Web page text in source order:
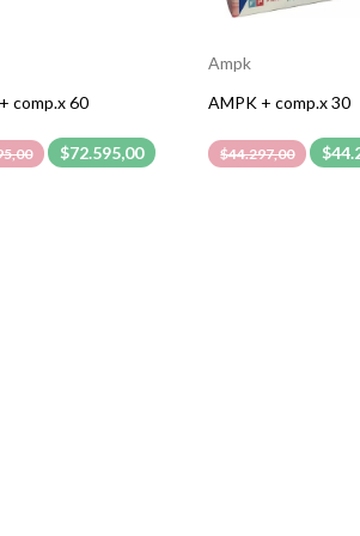
comp.x 60
$72.595,00
Ampk
AMPK + comp.x 30
$44.297,00